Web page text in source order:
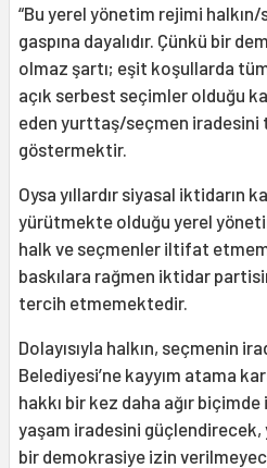
“Bu yerel yönetim rejimi
gaspına dayalıdır. Çünkü bir
olmaz şartı; eşit koşullarda
açık serbest seçimler olduğu
eden yurttaş/seçmen iradesini
göstermektir.
Oysa yıllardır siyasal iktidarın
yürütmekte olduğu yerel
halk ve seçmenler iltifat
baskılara rağmen iktidar
tercih etmemektedir.
Dolayısıyla halkın, seçmenin
Belediyesi’ne kayyım atama
hakkı bir kez daha ağır
yaşam iradesini güçlendirecek,
bir demokrasiye izin